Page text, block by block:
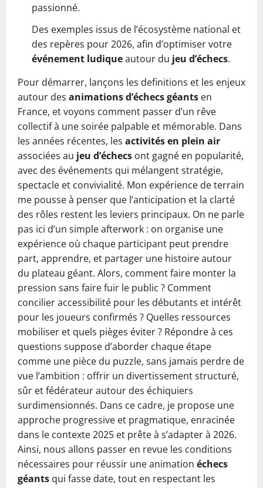
passionné.
Des exemples issus de l’écosystème national et
des repères pour 2026, afin d’optimiser votre
événement ludiqueautour du jeu d’échecs.
Pour démarrer, lançons les definitions et les enjeux
autour des animations d’échecs géants en
France, et voyons comment passer d’un rêve
collectif à une soirée palpable et mémorable. Dans
les années récentes, les activités en plein air
associées au jeu d’échecs ont gagné en popularité,
avec des événements qui mélangent stratégie,
spectacle et convivialité. Mon expérience de terrain
me pousse à penser que l’anticipation et la clarté
des rôles restent les leviers principaux. On ne parle
pas ici d’un simple afterwork : on organise une
expérience où chaque participant peut prendre
part, apprendre, et partager une histoire autour
du plateau géant. Alors, comment faire monter la
pression sans faire fuir le public ? Comment
concilier accessibilité pour les débutants et intérêt
pour les joueurs confirmés ? Quelles ressources
mobiliser et quels pièges éviter ? Répondre à ces
questions suppose d’aborder chaque étape
comme une pièce du puzzle, sans jamais perdre de
vue l’ambition : offrir un divertissement structuré,
sûr et fédérateur autour des échiquiers
surdimensionnés. Dans ce cadre, je propose une
approche progressive et pragmatique, enracinée
dans le contexte 2025 et prête à s’adapter à 2026.
Ainsi, nous allons passer en revue les conditions
nécessaires pour réussir une animation échecs
géants qui fasse date, tout en respectant les